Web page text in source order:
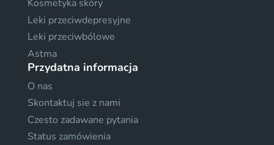
Kosmetyka skóry
Leki przeciwdepresyjne
Leki przeciwbólowe
Astma
Przydatna informacja
O nas
Skontaktuj sie z nami
Czesto zadawane pytania
Status zamówienia